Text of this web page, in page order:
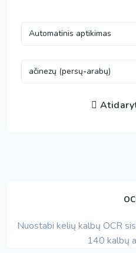
Nuostabi kelių kalbų OCR
140 kalbų